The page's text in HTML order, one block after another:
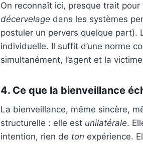
On reconnaît ici, presque trait
décervelage dans les systèmes
postuler un pervers quelque part).
individuelle. Il suffit d’une norme
simultanément, l’agent et la
4. Ce que la bienveillance
La bienveillance, même sincère,
structurelle : elle est unilatérale.
intention, rien de ton expérience.